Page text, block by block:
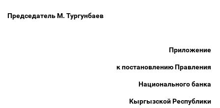
Председатель М. Тургунбаев
Приложение
к постановлению Правления
Национального банка
Кыргызской Республики